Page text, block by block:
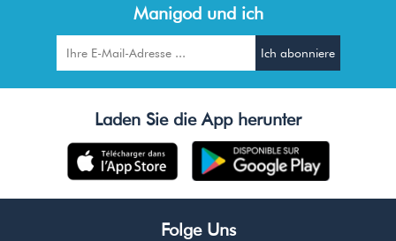
Manigod und ich
Folge Uns
Laden Sie die App herunter